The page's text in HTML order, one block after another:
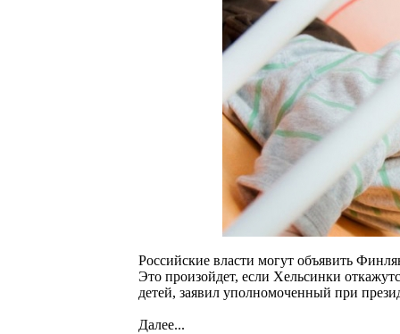
Российские власти могут объявить
Это произойдет, если Хельсинки
детей, заявил уполномоченный при
Далее...